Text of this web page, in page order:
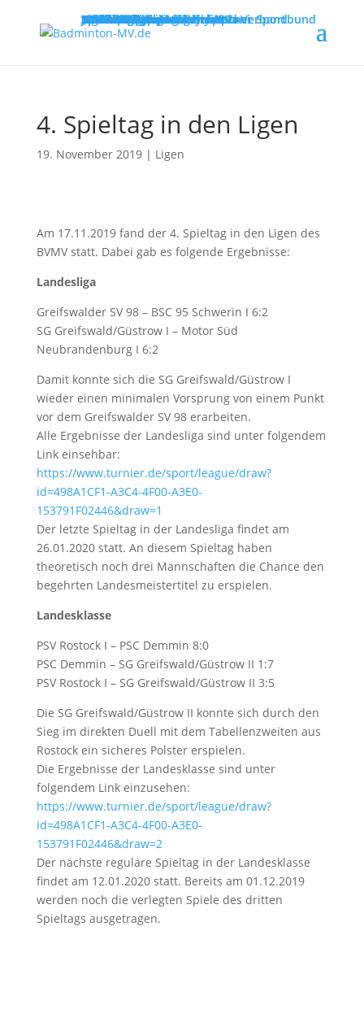
MENUMENU
Willkommen
Verband
Verbandsführung
Ausschreibungen
Vereine
Vereinsservice
Spielbetrieb
Turniere
Landesliga
Landesklasse
Bezirksliga
Lehre & Ausbildung
Ausbildungen
Fortbildungen
Trainerinfos
Schulsport
Shuttle Time
„Mach mit – spiel dich fit!“
Jugend trainiert für Olympia
Spiel- und Sportabzeichen
Badmintonabenteuer mit Toni
Links
DBV - Deutscher Badminton-Verband
DBV - Gruppe Nord
DOSB - Deutscher Olympischer Sportbund
LSB - Landessportbund MV
4. Spieltag in den Ligen
19. November 2019| Ligen
Am 17.11.2019 fand der 4. Spieltag in den Ligen des
BVMV statt. Dabei gab es folgende Ergebnisse:
Landesliga
Greifswalder SV 98 – BSC 95 Schwerin I 6:2
SG Greifswald/Güstrow I – Motor Süd
Neubrandenburg I 6:2
Damit konnte sich die SG Greifswald/Güstrow I
wieder einen minimalen Vorsprung von einem Punkt
vor dem Greifswalder SV 98 erarbeiten.
Alle Ergebnisse der Landesliga sind unter folgendem
Link einsehbar:
https://www.turnier.de/sport/league/draw?
id=498A1CF1-A3C4-4F00-A3E0-
153791F02446&draw=1
Der letzte Spieltag in der Landesliga findet am
26.01.2020 statt. An diesem Spieltag haben
theoretisch noch drei Mannschaften die Chance den
begehrten Landesmeistertitel zu erspielen.
Landesklasse
PSV Rostock I – PSC Demmin 8:0
PSC Demmin – SG Greifswald/Güstrow II 1:7
PSV Rostock I – SG Greifswald/Güstrow II 3:5
Die SG Greifswald/Güstrow II konnte sich durch den
Sieg im direkten Duell mit dem Tabellenzweiten aus
Rostock ein sicheres Polster erspielen.
Die Ergebnisse der Landesklasse sind unter
folgendem Link einzusehen:
https://www.turnier.de/sport/league/draw?
id=498A1CF1-A3C4-4F00-A3E0-
153791F02446&draw=2
Der nächste reguläre Spieltag in der Landesklasse
findet am 12.01.2020 statt. Bereits am 01.12.2019
werden noch die verlegten Spiele des dritten
Spieltags ausgetragen.